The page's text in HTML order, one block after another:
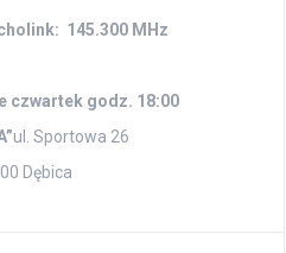
145.300 MHz
czwartek godz. 18:00
ul. Sportowa 26
Dębica